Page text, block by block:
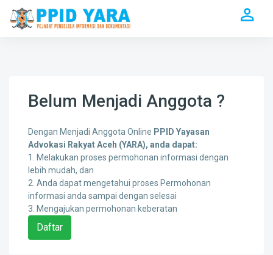
Belum Menjadi Anggota ?
Dengan Menjadi Anggota Online PPID Yayasan
Advokasi Rakyat Aceh (YARA), anda dapat:
1. Melakukan proses permohonan informasi dengan
lebih mudah, dan
2. Anda dapat mengetahui proses Permohonan
informasi anda sampai dengan selesai
3. Mengajukan permohonan keberatan
Daftar